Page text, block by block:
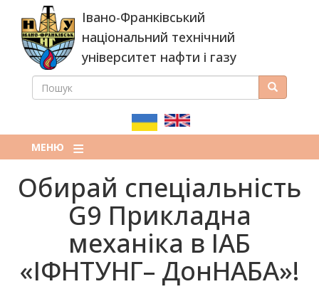
основного
вмісту
Івано-Франківський
національний технічний
університет нафти і газу
ПОШУКОВА
ПОШУК Пошук
МЕНЮ
Обирай спеціальність
G9 Прикладна
механіка в ІАБ
«ІФНТУНГ– ДонНАБА»!